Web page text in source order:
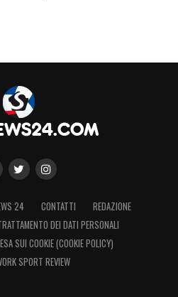
24 CONTATTI
REDAZIONE
DEI DATI PERSONALI
SUI COOKIE (COOKIE POLICY)
SPORT REVIEW